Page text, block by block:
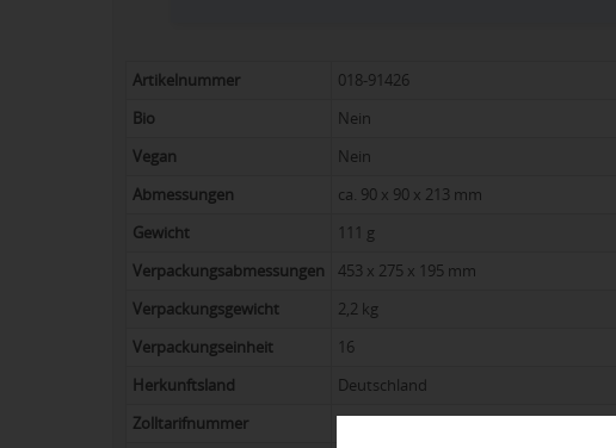
Artikelnummer
018-91426
Bio
Nein
vegan
Nein
Abmessungen
ca. 90 x 90 x 213 mm
Gewicht
111 g
Verpackungsabmessungen
453 x 275 x 195 mm
Verpackungsgewicht
2,2 kg
Verpackungseinheit
16
Herkunftsland
Deutschland
Zolltarifnummer
18063210